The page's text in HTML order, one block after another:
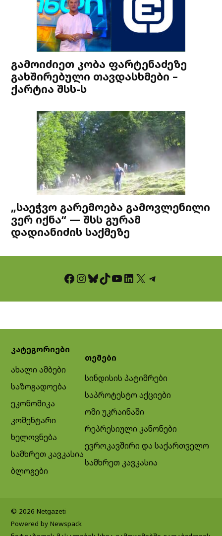
გამოიძიეთ კობა ფარტენაძეზე
გახშირებული თავდასხმები –
ქარტია შსს-ს
„საეჭვო გარემოება გამოვლენილი
ვერ იქნა“ — შსს გურამ
დადიანიძის საქმეზე
Facebook InstagramBluesky TikTok YouTube LinkedIn X Telegram
კატეგორიები
ახალი ამბები
საზოგადოება
ეკონომიკა
კომენტარი
ხელოვნება
სამხრეთ კავკასია
ბლოგები
თემები
სინდისის პატიმრები
საპროტესტო აქციები
ომი უკრაინაში
რეპრესიული კანონები
ევროკავშირი და საქართველო
სამხრეთ კავკასია
© 2026 Netgazeti
Powered by Newspack